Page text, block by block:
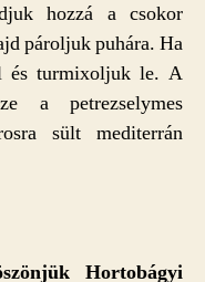
hozzá a csokor
pároljuk puhára. Ha
és turmixoljuk le. A
a petrezselymes
sült mediterrán
Hortobágyi